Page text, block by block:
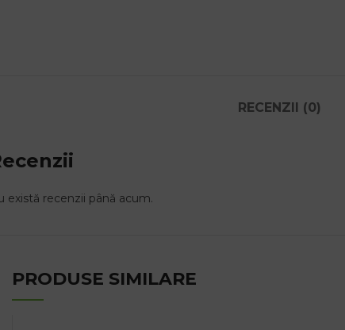
RECENZII (0)
există recenzii până acum.
PRODUSE SIMILARE